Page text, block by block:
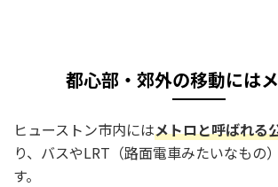
都心部・郊外の移動には
ヒューストン市内にはメトロと呼ばれる
り、バスやLRT（路面電車みたいなもの
す。